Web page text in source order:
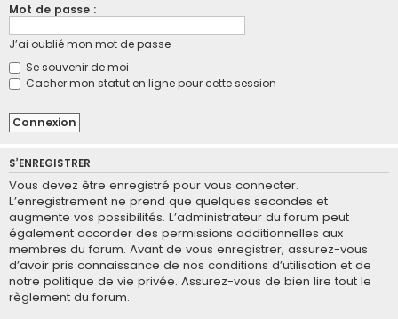
Mot de passe :
J’ai oublié mon mot de passe
Se souvenir de moi
Cacher mon statut en ligne pour cette session
S’ENREGISTRER
Vous devez être enregistré pour vous connecter.
L’enregistrement ne prend que quelques secondes et
augmente vos possibilités. L’administrateur du forum peut
également accorder des permissions additionnelles aux
membres du forum. Avant de vous enregistrer, assurez-vous
d’avoir pris connaissance de nos conditions d’utilisation et de
notre politique de vie privée. Assurez-vous de bien lire tout le
règlement du forum.